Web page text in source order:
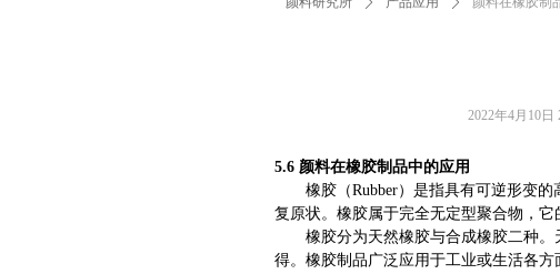
5.6 颜料在橡胶制品中的应用
橡胶（Rubber）是指具有可逆形变
复原状。橡胶属于完全无定型聚合物，它
橡胶分为天然橡胶与合成橡胶二种。
得。 橡胶制品广泛应用于工业或生活各方
2022年4月10日